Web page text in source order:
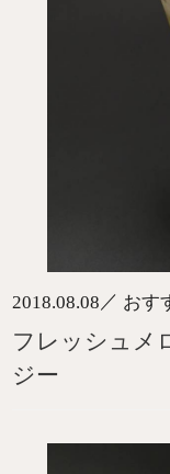
2018.08.08 ／ おす
フレッシュメ
ジー